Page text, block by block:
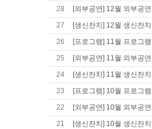
28
[외부공연] 12월 외부공연
27
[생신잔치] 12월 생신잔
26
[프로그램] 11월 프로그
25
[외부공연] 11월 외부공연
24
[생신잔치] 11월 생신잔
23
[프로그램] 10월 프로그
22
[외부공연] 10월 외부공연
21
[생신잔치] 10월 생신잔